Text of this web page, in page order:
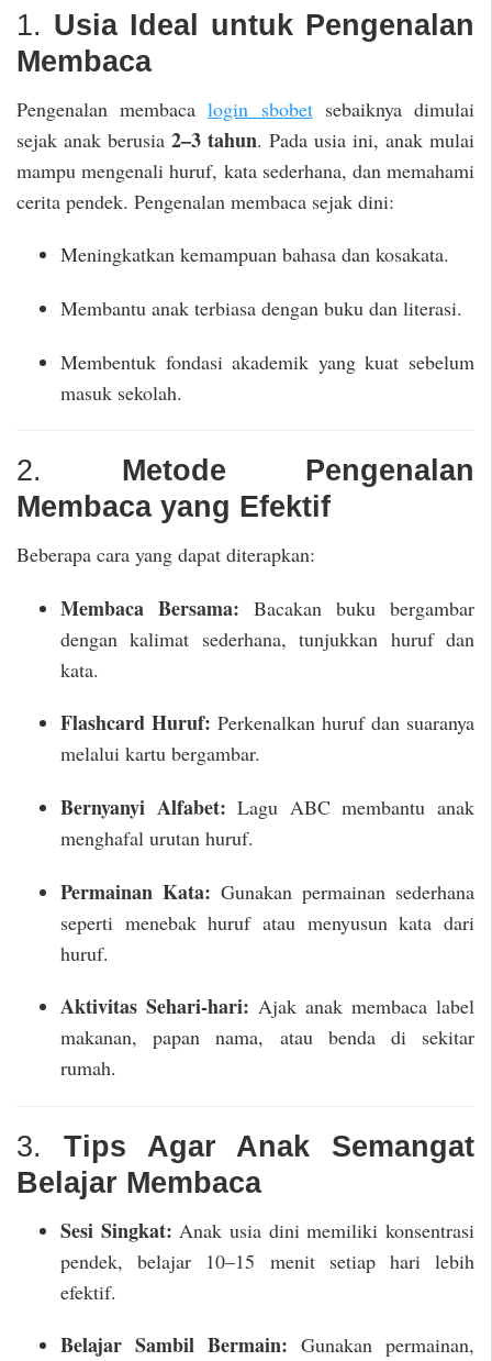
1. Usia Ideal untuk Pengenalan
Membaca
Pengenalan membacalogin sbobetsebaiknya dimulai
sejak anak berusia 2–3 tahun. Pada usia ini, anak mulai
mampu mengenali huruf, kata sederhana, dan memahami
cerita pendek. Pengenalan membaca sejak dini:
Meningkatkan kemampuan bahasa dan kosakata.
Membantu anak terbiasa dengan buku dan literasi.
Membentuk fondasi akademik yang kuat sebelum
masuk sekolah.
2. Metode Pengenalan
Membaca yang Efektif
Beberapa cara yang dapat diterapkan:
Membaca Bersama: Bacakan buku bergambar
dengan kalimat sederhana, tunjukkan huruf dan
kata.
Flashcard Huruf: Perkenalkan huruf dan suaranya
melalui kartu bergambar.
Bernyanyi Alfabet: Lagu ABC membantu anak
menghafal urutan huruf.
Permainan Kata: Gunakan permainan sederhana
seperti menebak huruf atau menyusun kata dari
huruf.
Aktivitas Sehari-hari: Ajak anak membaca label
makanan, papan nama, atau benda di sekitar
rumah.
3. Tips Agar Anak Semangat
Belajar Membaca
Sesi Singkat: Anak usia dini memiliki konsentrasi
pendek, belajar 10–15 menit setiap hari lebih
efektif.
Belajar Sambil Bermain: Gunakan permainan,